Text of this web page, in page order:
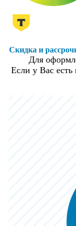
Скидка и
Для
Если у Вас